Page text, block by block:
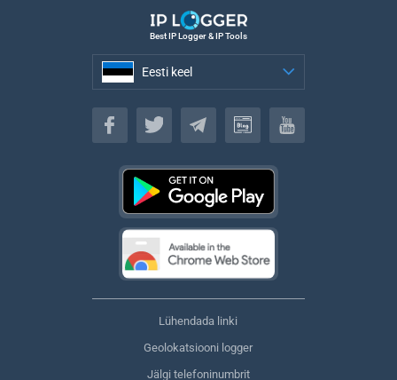
Best IP Logger & IP Tools
Eesti keel
Eesti keel
Lühendada linki
Geolokatsiooni logger
Jälgi telefoninumbrit